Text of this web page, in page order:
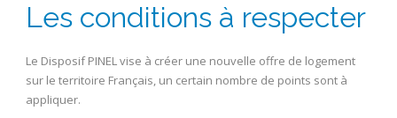
Les conditions à respecter
Le Disposif PINEL vise à créer une nouvelle offre de logement
sur le territoire Français, un certain nombre de points sont à
appliquer.